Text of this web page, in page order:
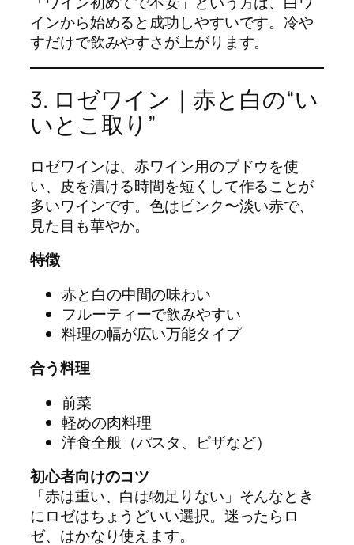
インから始めると成功しやすいです。冷や
すだけで飲みやすさが上がります。
3. ロゼワイン｜赤と白の“い
いとこ取り”
ロゼワインは、赤ワイン用のブドウを使
い、皮を漬ける時間を短くして作ることが
多いワインです。色はピンク〜淡い赤で、
見た目も華やか。
特徴
赤と白の中間の味わい
フルーティーで飲みやすい
料理の幅が広い万能タイプ
合う料理
前菜
軽めの肉料理
洋食全般（パスタ、ピザなど）
初心者向けのコツ
「赤は重い、白は物足りない」そんなとき
にロゼはちょうどいい選択。迷ったらロ
ゼ、はかなり使えます。